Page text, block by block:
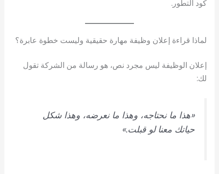
كود التطور.
لماذا قراءة إعلان وظيفة مهارة حقيقية وليست خطوة عابرة؟
إعلان الوظيفة ليس مجرد نص، هو رسالة من الشركة تقول
لك:
«هذا ما نحتاجه، وهذا ما نعرضه، وهذا شكل
حياتك معنا لو قبلت.»